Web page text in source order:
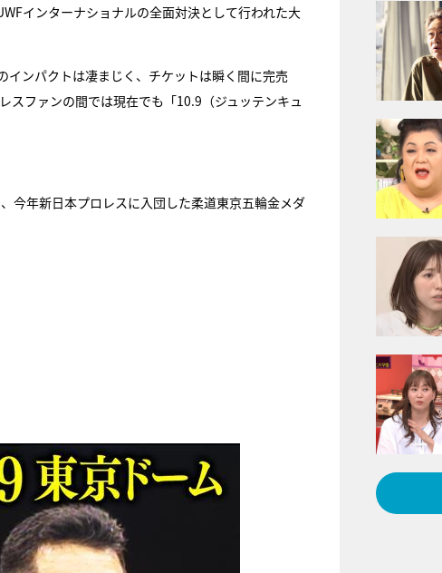
インターナショナルの全面対決として行われた大
インパクトは凄まじく、チケットは瞬く間に完売
スファンの間では現在でも「10.9（ジュッテンキュ
今年新日本プロレスに入団した柔道東京五輪金メダ